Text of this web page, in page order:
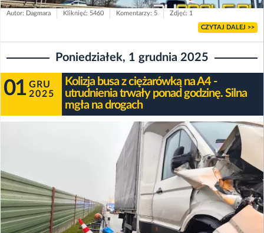
Autor: Dagmara Kliknięć: 5460 Komentarzy: 5 Zdjęć: 1
CZYTAJ DALEJ >>
Poniedziałek, 1 grudnia 2025
01 GRU
2025
Kolizja busa z ciężarówką na A4 -
utrudnienia trwały ponad godzinę. Silna
mgła na drogach